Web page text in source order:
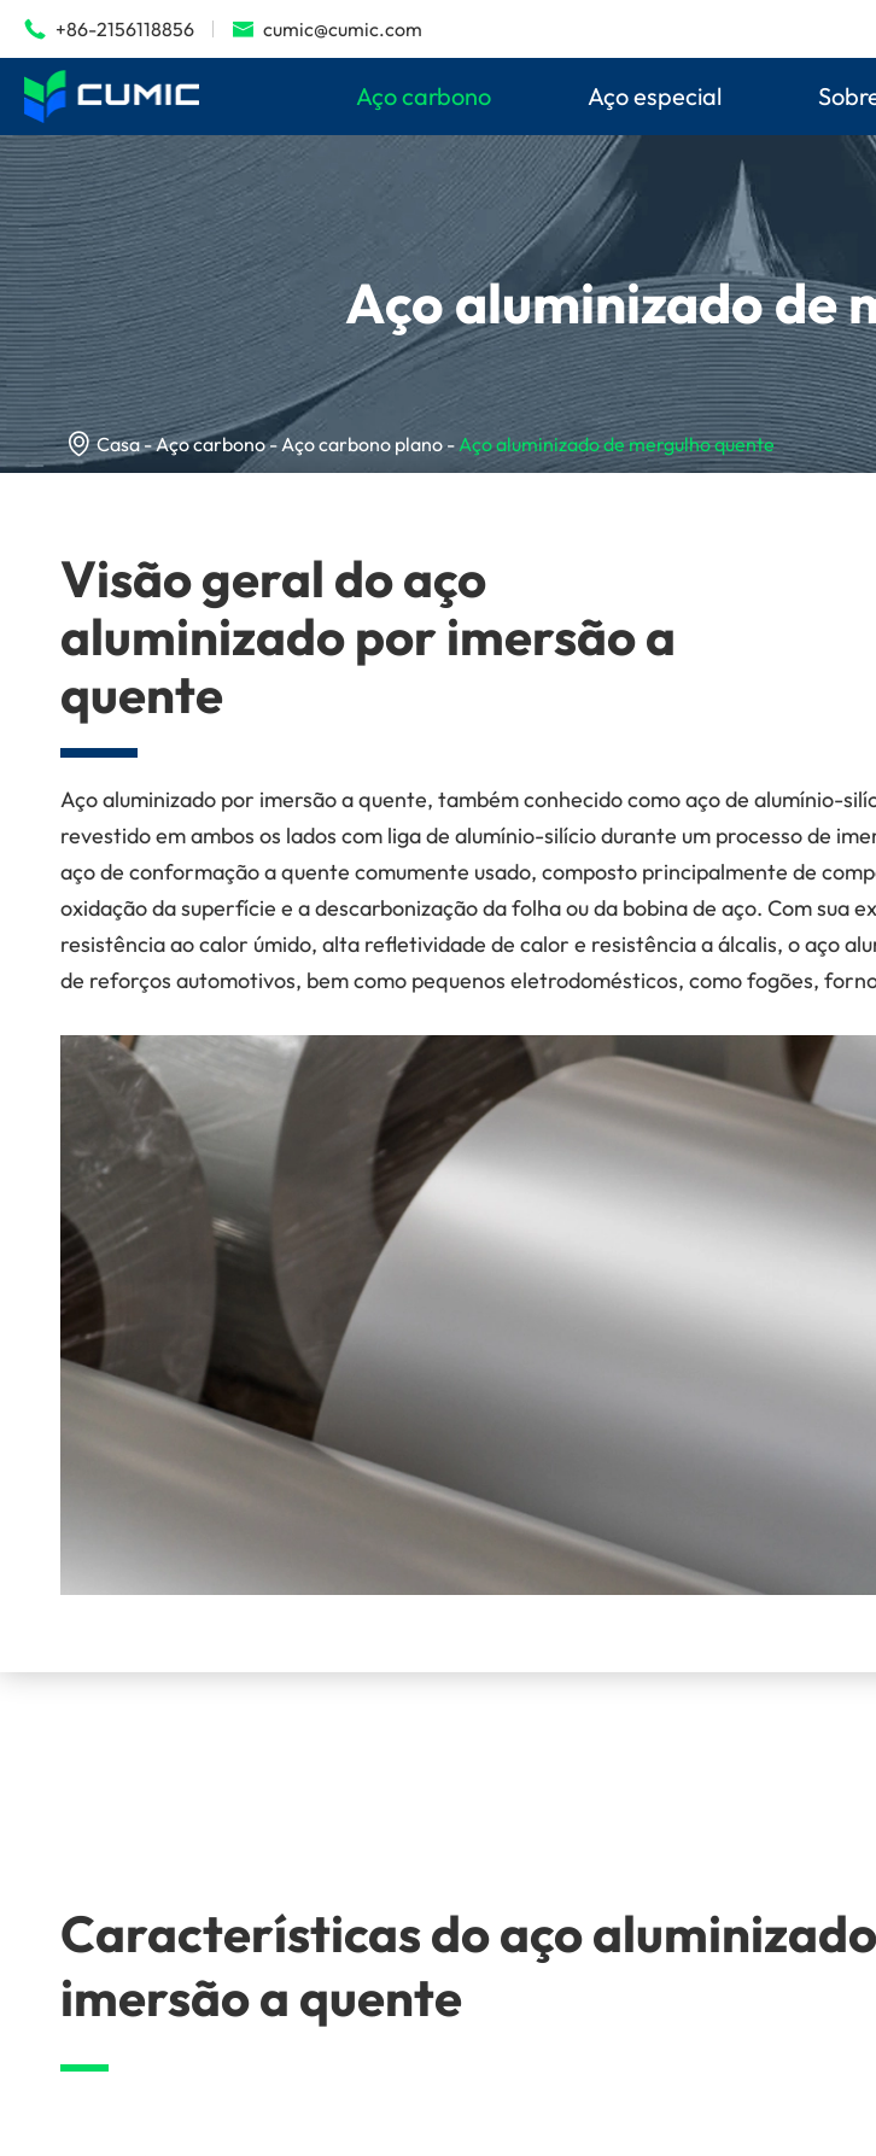
 +86-2156118856  cumic@cumic.com
Aço carbono Aço especial
Aço aluminizado de
Casa Aço carbono Aço carbono plano Aço aluminizado de mergulho quente
Visão geral do aço
aluminizado por imersão a
quente
Aço aluminizado por imersão a quente, também conhecido como aço de alumínio-
revestido em ambos os lados com liga de alumínio-silício durante um processo de
aço de conformação a quente comumente usado, composto principalmente de
oxidação da superfície e a descarbonização da folha ou da bobina de aço. Com
resistência ao calor úmido, alta refletividade de calor e resistência a álcalis, o aço
de reforços automotivos, bem como pequenos eletrodomésticos, como fogões,
Características do aço
imersão a quente